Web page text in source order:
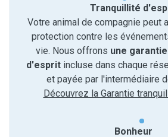
Tranquillité
Votre animal de compagnie peut
protection contre les
vie. Nous offrons une
d'esprit incluse dans chaque
et payée par l'intermédiaire
Découvrez la Garantie
Bonheur